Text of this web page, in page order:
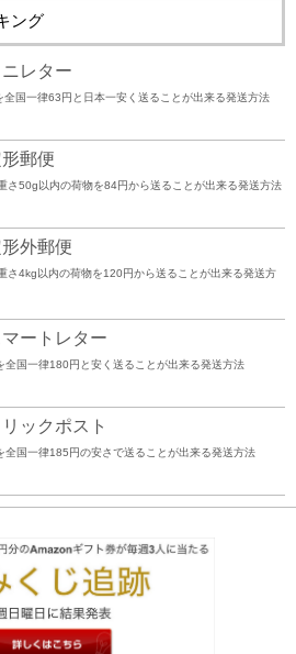
ング
レター
国一律63円と日本一安く送ることが出来る発送方法
郵便
さ50g以内の荷物を84円から送ることが出来る発送方法
外郵便
さ4kg以内の荷物を120円から送ることが出来る発送方
ートレター
全国一律180円と安く送ることが出来る発送方法
ックポスト
全国一律185円の安さで送ることが出来る発送方法